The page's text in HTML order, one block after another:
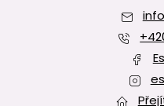
info